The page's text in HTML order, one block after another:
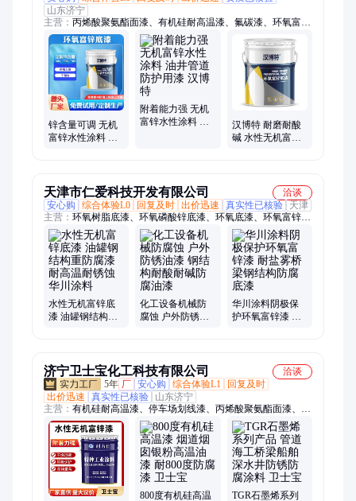
山东济宁
主营： 丙烯酸聚氨酯面漆、有机硅耐高温漆、氟碳漆、环氧富锌
底漆、防火涂料、钢结构漆、环氧云铁中间漆
锌含量可调 无机
富锌水性涂料 钢
附着能力强 无机
富锌水性涂料 油
汉博特 耐磨耐酸
碱 水性无机富锌
天津市仁爱科技开发有限公司
洽谈
安心购
综合体验L0 回复及时 出价迅速 真实性已核验
天津
主营： 环氧树脂底漆、环氧磷酸锌底漆、环氧底漆、环氧富锌底
漆、无机硅酸锌底漆、无机富锌底漆、防腐涂料、无溶剂液体环
氧涂料、无溶剂环氧防腐涂料、高氯化聚乙烯防腐涂料、氯磺化
聚乙烯防腐涂料、无机硅酸锌耐高温漆、低表面处理环氧底漆、
有机硅耐高温漆、环氧厚浆漆、丙烯酸聚氨酯面漆、聚氨酯油
漆、环氧煤沥青防腐漆、氟碳面漆、氟碳防腐漆、氟碳漆、环氧
云铁中间漆、环氧酚醛漆、非碳系环氧导静电漆、环氧地坪漆
水性无机富锌底
漆 油罐钢结构重
化工设备机械防
腐蚀 户外防锈油
华川涂料阴极保
护环氧富锌漆 耐
济宁卫士宝化工科技有限公司
洽谈
5年 厂 安心购 综合体验L1
回复及时
出价迅速
真实性已核验
山东济宁
主营： 有机硅耐高温漆、停车场划线漆、丙烯酸聚氨酯面漆、环
氧富锌底漆、氯磺化聚乙烯防腐涂料、水性高温漆、氟碳防腐漆
水性工业漆、石墨烯防腐涂料、水性带锈防锈漆、无溶剂环氧重
防腐涂料、石墨烯导热涂料、环氧耐酸碱高温漆、环氧云铁中间
漆、环氧树脂漆、石墨烯防腐漆、环氧磷酸锌底漆、Tt-300漆酚
酞树脂重防腐漆、环氧防锈底漆、环氧酚醛防腐漆、高氯化聚乙
烯防腐漆、耐油底漆、钠钛米防腐漆、烟道防腐底漆、马路划线
800度有机硅高温
TGR石墨烯系列